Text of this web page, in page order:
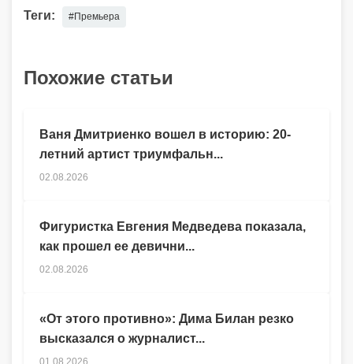
Теги: #Премьера
Похожие статьи
Ваня Дмитриенко вошел в историю: 20-
летний артист триумфальн...
02.08.2026
Фигуристка Евгения Медведева показала,
как прошел ее девични...
02.08.2026
«От этого противно»: Дима Билан резко
высказался о журналист...
01.08.2026